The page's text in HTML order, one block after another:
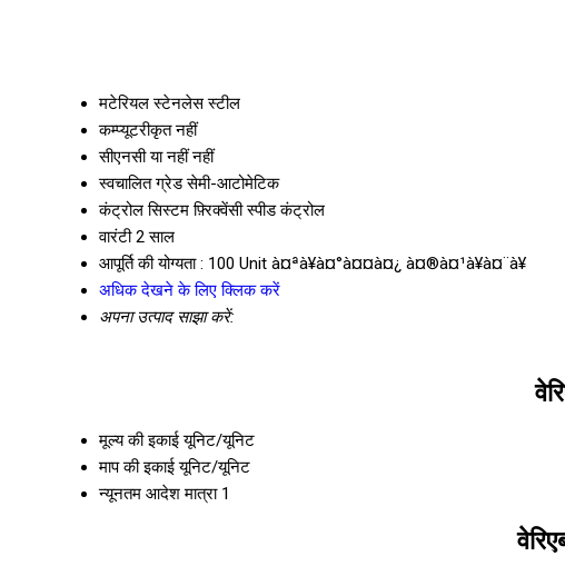
मटेरियल स्टेनलेस स्टील
कम्प्यूटरीकृत नहीं
सीएनसी या नहीं नहीं
स्वचालित ग्रेड सेमी-आटोमेटिक
कंट्रोल सिस्टम फ़्रिक्वेंसी स्पीड कंट्रोल
वारंटी 2 साल
आपूर्ति की योग्यता : 100 Unit à¤ªà¥à¤°à¤¤à¤¿ à¤®à¤¹à¥à¤¨à¥
अधिक देखने के लिए क्लिक करें
अपना उत्पाद साझा करें:
मूल्य की इकाई यूनिट/यूनिट
माप की इकाई यूनिट/यूनिट
न्यूनतम आदेश मात्रा 1